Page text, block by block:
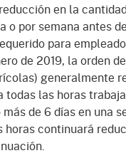
en la
o por semana antes
para
de 2019, la orden
generalmente
todas las horas
más de 6 días en una
horas continuará